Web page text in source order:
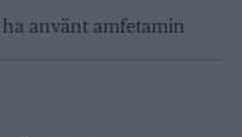
använt amfetamin